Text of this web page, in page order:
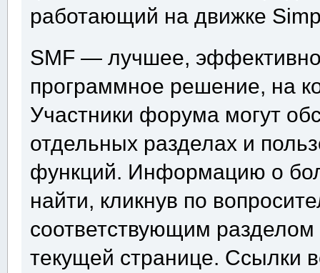
работающий на движке
SMF — лучшее,
программное решение, на
Участники форума могут
отдельных разделах и
функций. Информацию о
найти, кликнув по
соответствующим
текущей странице. Ссылки